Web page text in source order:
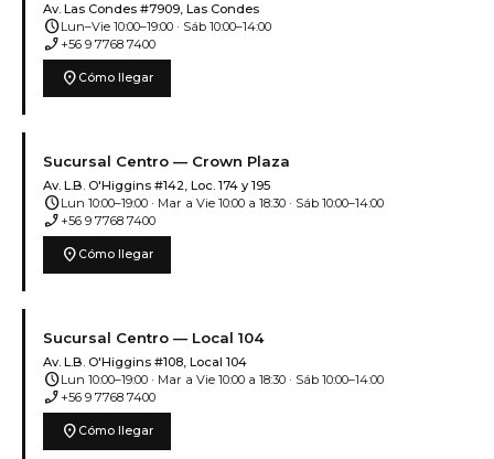
Av. Las Condes #7909, Las Condes
scheduleLun–Vie 10:00–19:00 · Sáb 10:00–14:00
phone_enabled +56 9 7768 7400
location_on Cómo llegar
Sucursal Centro — Crown Plaza
Av. L.B. O'Higgins #142, Loc. 174 y 195
scheduleLun 10:00–19:00 · Mar a Vie 10:00 a 18:30 · Sáb 10:00–14:00
phone_enabled +56 9 7768 7400
location_on Cómo llegar
Sucursal Centro — Local 104
Av. L.B. O'Higgins #108, Local 104
scheduleLun 10:00–19:00 · Mar a Vie 10:00 a 18:30 · Sáb 10:00–14:00
phone_enabled +56 9 7768 7400
location_on Cómo llegar